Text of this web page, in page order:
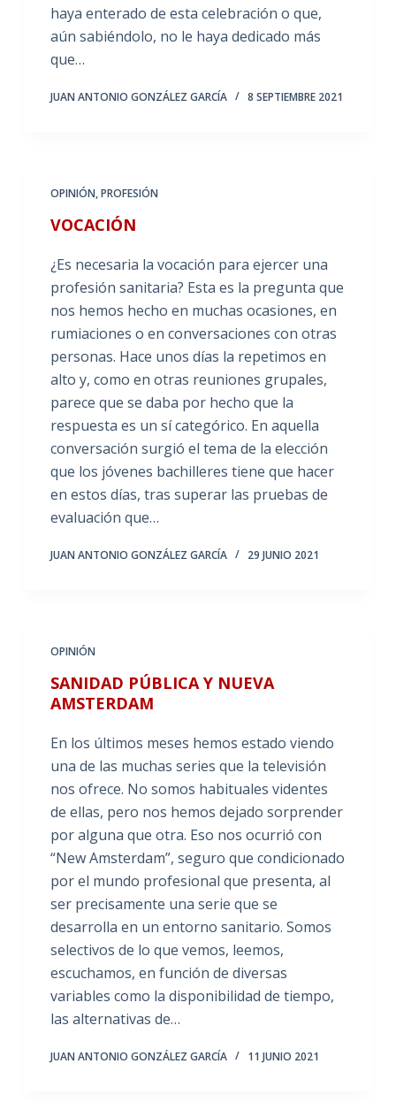
haya enterado de esta celebración o que,
aún sabiéndolo, no le haya dedicado más
que…
JUAN ANTONIO GONZÁLEZ GARCÍA 8 SEPTIEMBRE 2021
OPINIÓN,PROFESIÓN
VOCACIÓN
¿Es necesaria la vocación para ejercer una
profesión sanitaria? Esta es la pregunta que
nos hemos hecho en muchas ocasiones, en
rumiaciones o en conversaciones con otras
personas. Hace unos días la repetimos en
alto y, como en otras reuniones grupales,
parece que se daba por hecho que la
respuesta es un sí categórico. En aquella
conversación surgió el tema de la elección
que los jóvenes bachilleres tiene que hacer
en estos días, tras superar las pruebas de
evaluación que…
JUAN ANTONIO GONZÁLEZ GARCÍA 29 JUNIO 2021
OPINIÓN
SANIDAD PÚBLICA Y NUEVA
AMSTERDAM
En los últimos meses hemos estado viendo
una de las muchas series que la televisión
nos ofrece. No somos habituales videntes
de ellas, pero nos hemos dejado sorprender
por alguna que otra. Eso nos ocurrió con
“New Amsterdam”, seguro que condicionado
por el mundo profesional que presenta, al
ser precisamente una serie que se
desarrolla en un entorno sanitario. Somos
selectivos de lo que vemos, leemos,
escuchamos, en función de diversas
variables como la disponibilidad de tiempo,
las alternativas de…
JUAN ANTONIO GONZÁLEZ GARCÍA 11 JUNIO 2021